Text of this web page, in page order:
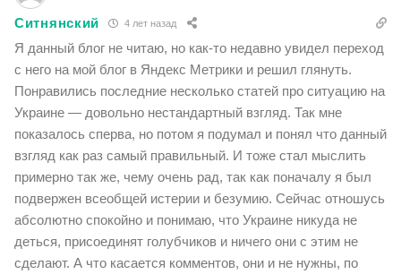
Ситнянский 4 лет назад
Я данный блог не читаю, но как-то недавно увидел переход
с него на мой блог в Яндекс Метрики и решил глянуть.
Понравились последние несколько статей про ситуацию на
Украине — довольно нестандартный взгляд. Так мне
показалось сперва, но потом я подумал и понял что данный
взгляд как раз самый правильный. И тоже стал мыслить
примерно так же, чему очень рад, так как поначалу я был
подвержен всеобщей истерии и безумию. Сейчас отношусь
абсолютно спокойно и понимаю, что Украине никуда не
деться, присоединят голубчиков и ничего они с этим не
сделают. А что касается комментов, они и не нужны, по